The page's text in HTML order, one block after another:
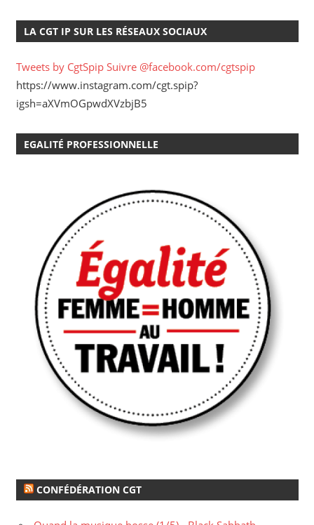
LA CGT IP SUR LES RÉSEAUX SOCIAUX
Tweets by CgtSpip Suivre @facebook.com/cgtspip
https://www.instagram.com/cgt.spip?
igsh=aXVmOGpwdXVzbjB5
EGALITÉ PROFESSIONNELLE
CONFÉDÉRATION CGT